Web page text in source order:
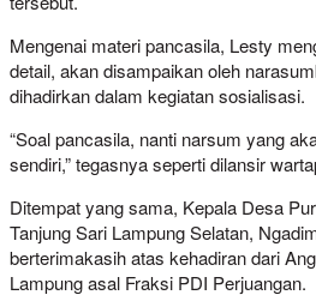
Mengenai materi pancasila, Lesty
detail, akan disampaikan oleh
dihadirkan dalam kegiatan sosialisasi.
“Soal pancasila, nanti narsum yang
sendiri,” tegasnya seperti dilansir
Ditempat yang sama, Kepala Desa
Tanjung Sari Lampung Selatan,
berterimakasih atas kehadiran dari
Lampung asal Fraksi PDI Perjuangan.